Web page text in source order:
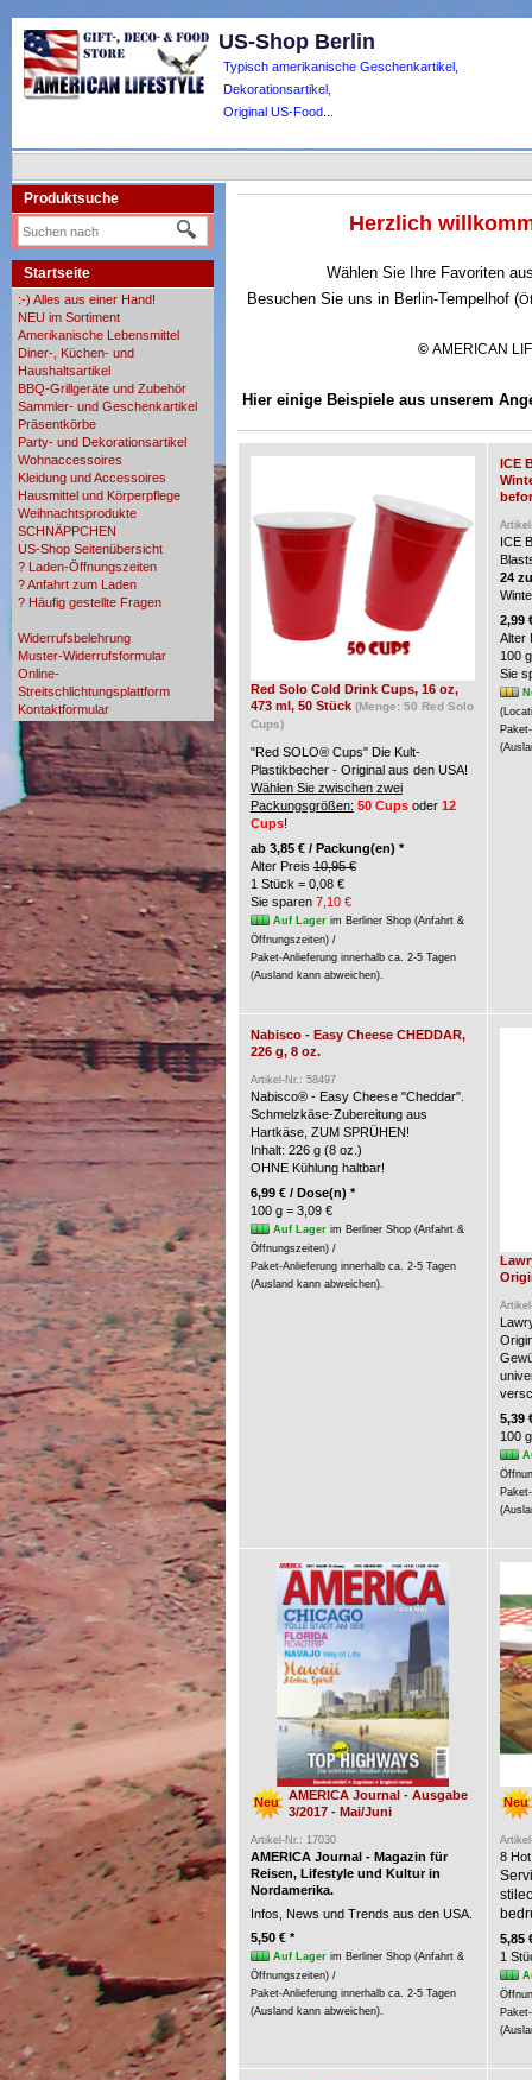
US-Shop Berlin
Typisch amerikanische Geschenkartikel,
Dekorationsartikel,
Original US-Food...
Produktsuche
Startseite
:-) Alles aus einer Hand!
NEU im Sortiment
Amerikanische Lebensmittel
Diner-, Küchen- und
Haushaltsartikel
BBQ-Grillgeräte und Zubehör
Sammler- und Geschenkartikel
Präsentkörbe
Party- und Dekorationsartikel
Wohnaccessoires
Kleidung und Accessoires
Hausmittel und Körperpflege
Weihnachtsprodukte
SCHNÄPPCHEN
US-Shop Seitenübersicht
? Laden-Öffnungszeiten
? Anfahrt zum Laden
? Häufig gestellte Fragen
Widerrufsbelehrung
Muster-Widerrufsformular
Online-
Streitschlichtungsplattform
Kontaktformular
Herzlich
Wählen Sie Ihre Favoriten
Besuchen Sie uns in Berlin-Tempelhof (
© AMERICAN
Hier einige Beispiele aus unserem
Red Solo Cold Drink Cups, 16 oz,
473 ml, 50 Stück (Menge: 50 Red Solo
Cups)
"Red SOLO® Cups" Die Kult-
Plastikbecher - Original aus den USA!
Wählen Sie zwischen zwei
Packungsgrößen: 50 Cupsoder 12
Cups!
ab 3,85 € / Packung(en) *
Alter Preis 10,95 €
1 Stück = 0,08 €
Sie sparen 7,10 €
Auf Lagerim Berliner Shop (Anfahrt &
Öffnungszeiten) /
Paket-Anlieferung innerhalb ca. 2-5 Tagen
(Ausland kann abweichen).
ICE
ICE
24
2,99
Alter
100
Sie
Nabisco - Easy Cheese CHEDDAR,
226 g, 8 oz.
Artikel-Nr.: 58497
Nabisco® - Easy Cheese "Cheddar".
Schmelzkäse-Zubereitung aus
Hartkäse, ZUM SPRÜHEN!
Inhalt: 226 g (8 oz.)
OHNE Kühlung haltbar!
6,99 € / Dose(n) *
100 g = 3,09 €
Auf Lagerim Berliner Shop (Anfahrt &
Öffnungszeiten) /
Paket-Anlieferung innerhalb ca. 2-5 Tagen
(Ausland kann abweichen).
5,39
100
Neu
AMERICA Journal - Ausgabe
3/2017 - Mai/Juni
Artikel-Nr.: 17030
AMERICA Journal - Magazin für
Reisen, Lifestyle und Kultur in
Nordamerika.
Infos, News und Trends aus den USA.
5,50 € *
Auf Lagerim Berliner Shop (Anfahrt &
Öffnungszeiten) /
Paket-Anlieferung innerhalb ca. 2-5 Tagen
(Ausland kann abweichen).
Neu
8
5,85
1